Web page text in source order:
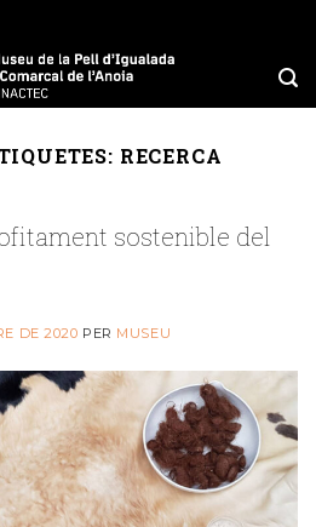
RECERCA
sostenible del
DE 2020 PER MUSEU